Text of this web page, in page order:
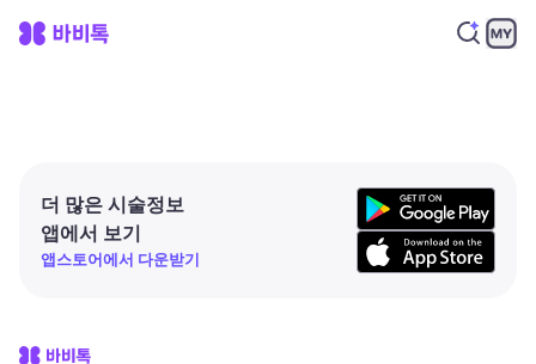
더 많은 시술정보
앱에서 보기
앱스토어에서 다운받기